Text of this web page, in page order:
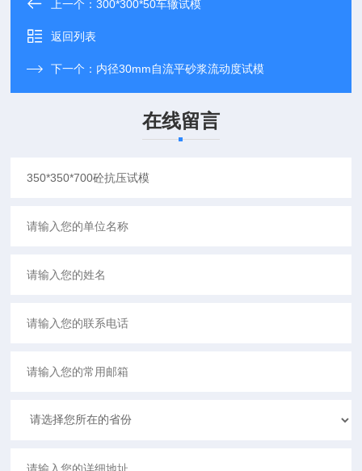
上一个：300*300*50车辙试模
返回列表
下一个： 内径30mm自流平砂浆流动度试模
在线留言